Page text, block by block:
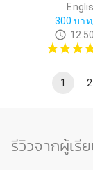
300 บา
12.50
1 2
รีวิวจากผู้เรี